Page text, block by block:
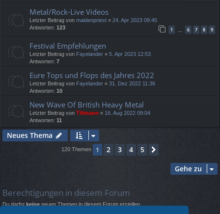
Metal/Rock-Live Videos
Letzter Beitrag von maidenpriest « 24. Apr 2023 09:45
Antworten: 123 1 … 6 7 8 9
Festival Empfehlungen
Letzter Beitrag von Fayelander « 5. Apr 2023 12:53
Antworten: 7
Eure Tops und Flops des Jahres 2022
Letzter Beitrag von Fayelander « 31. Dez 2022 11:36
Antworten: 10
New Wave Of British Heavy Metal
Letzter Beitrag von Tillmann « 16. Aug 2022 09:04
Antworten: 11
Neues Thema
120 Themen 1 2 3 4 5
Gehe zu
Berechtigungen in diesem Forum
Du darfst keine neuen Themen in diesem Forum erstellen.